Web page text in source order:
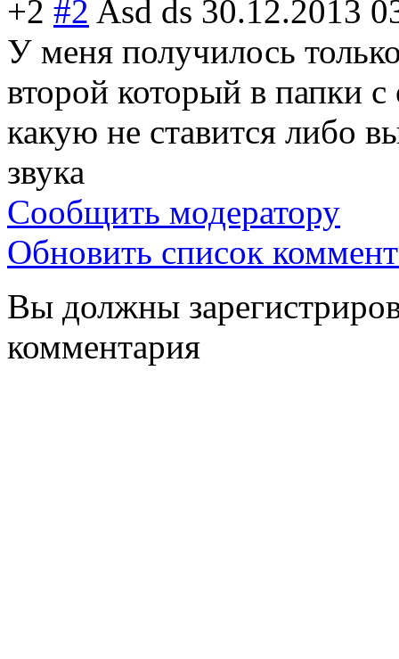
+2 #2 Asd ds 30.12.2013
У меня получилось
второй который в папки
какую не ставится либо
звука
Сообщить модератору
Обновить список
Вы должны
комментария